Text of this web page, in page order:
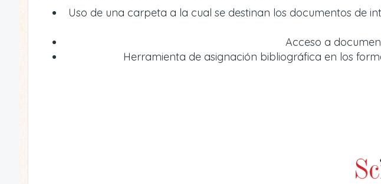
Uso de una carpeta a la cual se destinan los documentos de
Acceso a
Herramienta de asignación bibliográfica en los